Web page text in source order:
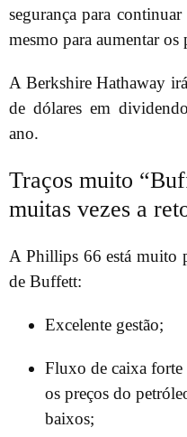
segurança para
mesmo para aumentar os
A Berkshire Hathaway
de dólares em
ano.
Traços muito
muitas vezes a
A Phillips 66 está muito
de Buffett:
Excelente gestão;
Fluxo de caixa forte
os preços do
baixos;